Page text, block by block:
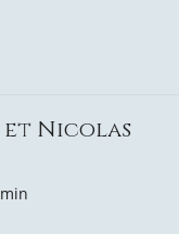
et Nicolas